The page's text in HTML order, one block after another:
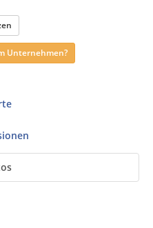
Unternehmen?